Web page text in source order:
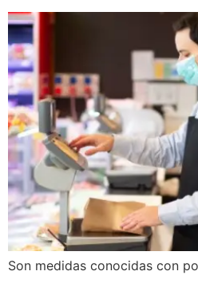
Son medidas conocidas con